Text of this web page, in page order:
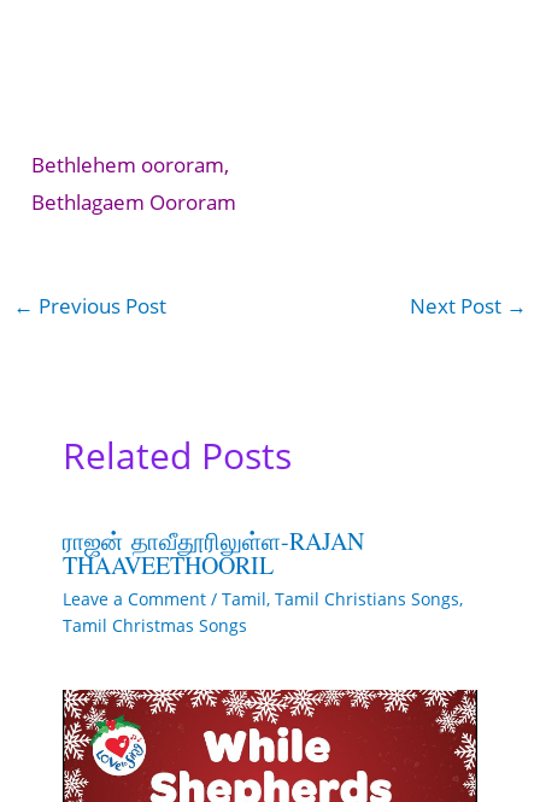
Bethlehem oororam,
Bethlagaem Oororam
← Previous Post Next Post →
Related Posts
ராஜன் தாவீதூரிலுள்ள-RAJAN
THAAVEETHOORIL
Leave a Comment / Tamil, Tamil Christians Songs,
Tamil Christmas Songs